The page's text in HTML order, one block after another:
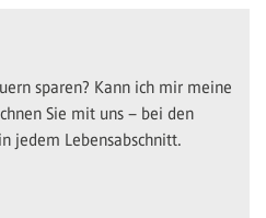
sparen? Kann ich mir meine
Sie mit uns – bei den
jedem Lebensabschnitt.